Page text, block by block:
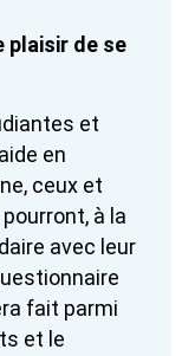
plaisir de se
et
en
ceux et
à la
avec leur
fait parmi
et le